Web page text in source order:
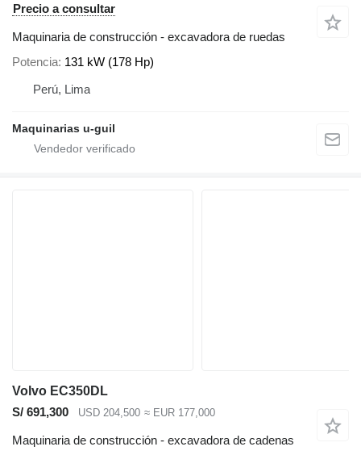
Precio a consultar
Maquinaria de construcción - excavadora de ruedas
Potencia 131 kW (178 Hp)
Perú, Lima
Maquinarias u-guil
Volvo EC350DL
S/ 691,300
USD 204,500 ≈ EUR 177,000
Maquinaria de construcción - excavadora de cadenas